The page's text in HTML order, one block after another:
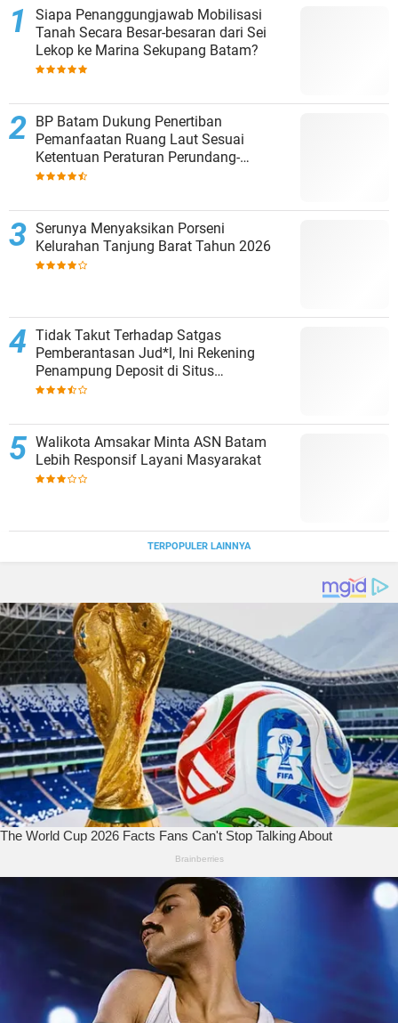
Siapa Penanggungjawab Mobilisasi
Tanah Secara Besar-besaran dari Sei
Lekop ke Marina Sekupang Batam?
BP Batam Dukung Penertiban
Pemanfaatan Ruang Laut Sesuai
Ketentuan Peraturan Perundang-
undangan
Serunya Menyaksikan Porseni
Kelurahan Tanjung Barat Tahun 2026
Tidak Takut Terhadap Satgas
Pemberantasan Jud*l, Ini Rekening
Penampung Deposit di Situs
MENARA4D
Walikota Amsakar Minta ASN Batam
Lebih Responsif Layani Masyarakat
TERPOPULER LAINNYA